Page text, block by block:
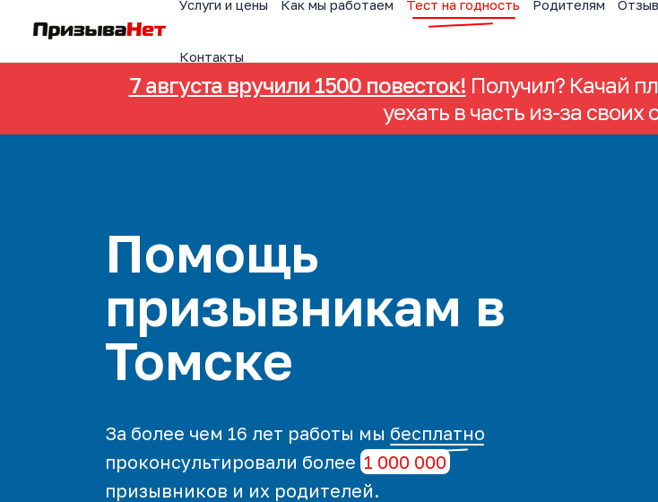
Услуги и цены Как мы работаем Тест на годность Родителям
Контакты
7 августа вручили 1500 повесток! Получил? Качай
уехать в часть из-за своих
Помощь
призывникам в
Томске
За более чем 16 лет работы мы бесплатно
проконсультировали более 1 000 000
призывников и их родителей.